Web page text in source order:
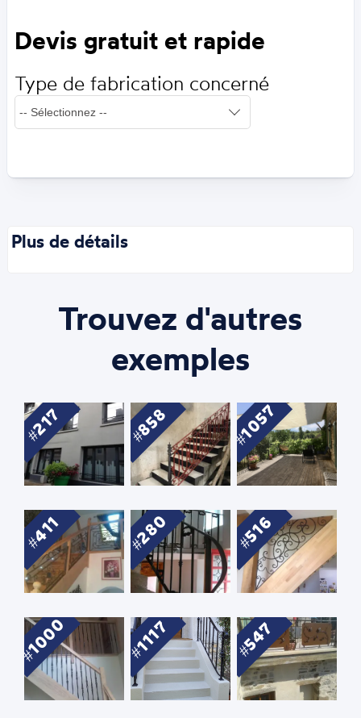
Devis gratuit et rapide
Type de fabrication concerné
Plus de détails
Trouvez d'autres
exemples
217 858 1057
411 280 516
1000 1117 547